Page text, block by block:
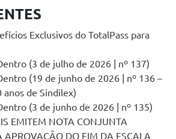
Exclusivos do TotalPass para
(3 de julho de 2026 | nº 137)
(19 de junho de 2026 | nº 136 –
anos de Sindilex)
(3 de junho de 2026 | nº 135)
EMITEM NOTA CONJUNTA
APROVAÇÃO DO FIM DA ESCALA